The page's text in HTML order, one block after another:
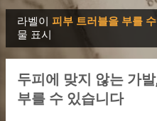
글
라벨이 피부 트러블을 부를
물 표시
두피에 맞지 않는 가
부를 수 있습니다